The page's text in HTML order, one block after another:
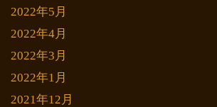
2022年5月
2022年4月
2022年3月
2022年1月
2021年12月